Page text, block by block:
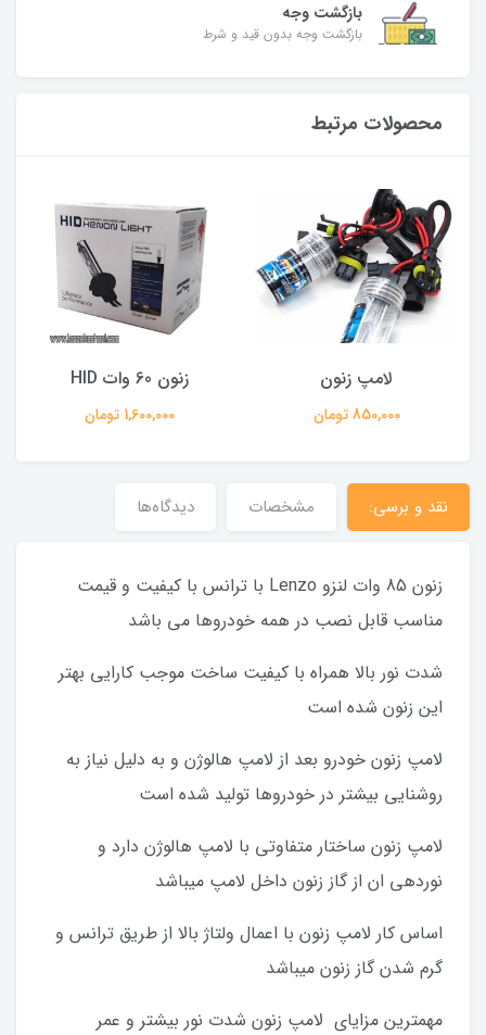
بازگشت وجه
بازگشت وجه بدون قید و شرط
محصولات مرتبط
لامپ زنون
850,000 تومان
زنون 60 وات HID
1,600,000 تومان
نقد و برسی: مشخصات دیدگاه‌ها
زنون 85 وات لنزو Lenzo با ترانس با کیفیت و قیمت
مناسب قابل نصب در همه خودروها می باشد
شدت نور بالا همراه با کیفیت ساخت موجب کارایی بهتر
این زنون شده است
لامپ زنون خودرو بعد از لامپ هالوژن و به دلیل نیاز به
روشنایی بیشتر در خودروها تولید شده است
لامپ زنون ساختار متفاوتی با لامپ هالوژن دارد و
نوردهی ان از گاز زنون داخل لامپ میباشد
اساس کار لامپ زنون با اعمال ولتاژ بالا از طریق ترانس و
گرم شدن گاز زنون میباشد
مهمترین مزایای لامپ زنون شدت نور بیشتر و عمر